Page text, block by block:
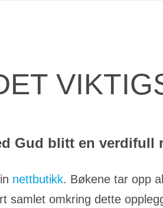
Gud blitt en verdifull
nettbutikk. Bøkene tar opp
omkring dette